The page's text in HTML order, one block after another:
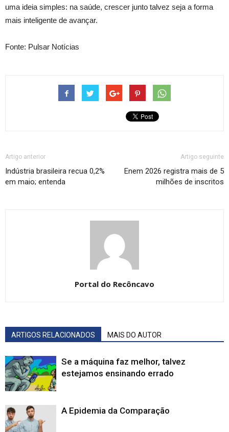
uma ideia simples: na saúde, crescer junto talvez seja a forma
mais inteligente de avançar.
Fonte: Pulsar Notícias
Artigo anterior
Indústria brasileira recua 0,2%
em maio; entenda
Artigo seguinte
Enem 2026 registra mais de 5
milhões de inscritos
Portal do Recôncavo
ARTIGOS RELACIONADOS MAIS DO AUTOR
Se a máquina faz melhor, talvez
estejamos ensinando errado
A Epidemia da Comparação